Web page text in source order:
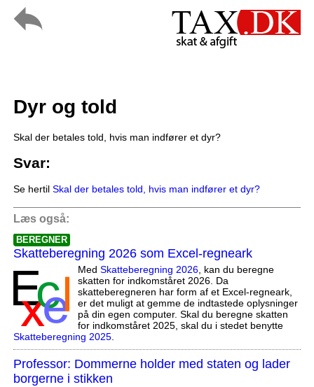
Dyr og told
Skal der betales told, hvis man indfører et dyr?
Svar:
Se hertil Skal der betales told, hvis man indfører et dyr?
Læs også:
BEREGNER
Skatteberegning 2026 som Excel-regneark
Med Skatteberegning 2026, kan du beregne
skatten for indkomståret 2026. Da
skatteberegneren har form af et Excel-regneark,
er det muligt at gemme de indtastede oplysninger
på din egen computer. Skal du beregne skatten
for indkomståret 2025, skal du i stedet benytte
Skatteberegning 2025.
Professor: Dommerne holder med staten og lader
borgerne i stikken